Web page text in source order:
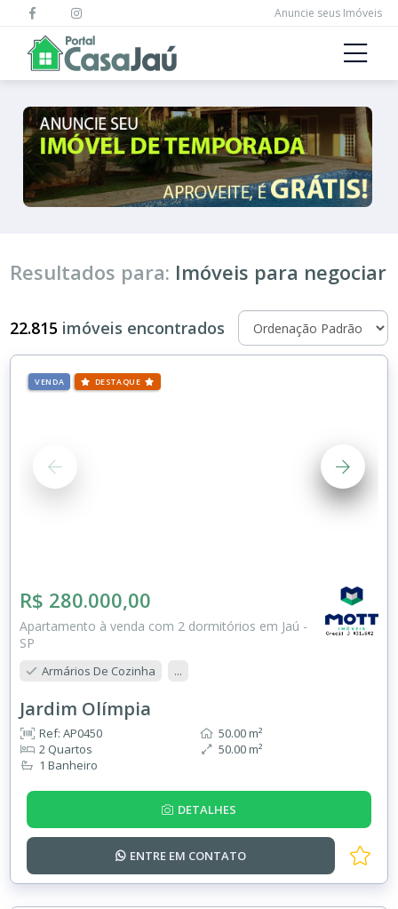
Anuncie seus Imóveis
Resultados para: Imóveis para negociar
22.815 imóveis encontrados
VENDA DESTAQUE
R$ 280.000,00
Apartamento à venda com 2 dormitórios em Jaú -
SP
Armários De Cozinha ...
Jardim Olímpia
Ref: AP0450
2 Quartos
1 Banheiro
50.00 m²
50.00 m²
DETALHES
ENTRE EM CONTATO